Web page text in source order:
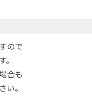
ので
合も
い。